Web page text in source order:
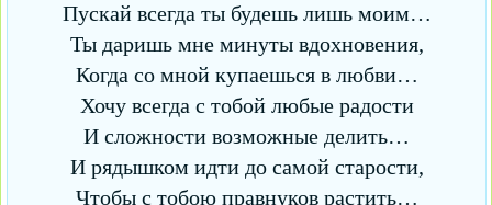
Пускай всегда ты будешь лишь моим…
Ты даришь мне минуты вдохновения,
Когда со мной купаешься в любви…
Хочу всегда с тобой любые радости
И сложности возможные делить…
И рядышком идти до самой старости,
Чтобы с тобою правнуков растить…